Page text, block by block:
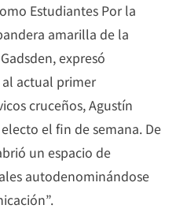
Estudiantes Por la
amarilla de la
expresó
actual primer
cruceños, Agustín
el fin de semana. De
un espacio de
autodenominándose